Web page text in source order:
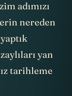
adımızı
nereden
yan
tarihleme